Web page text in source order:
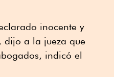
inocente y
dijo a la jueza que
indicó el